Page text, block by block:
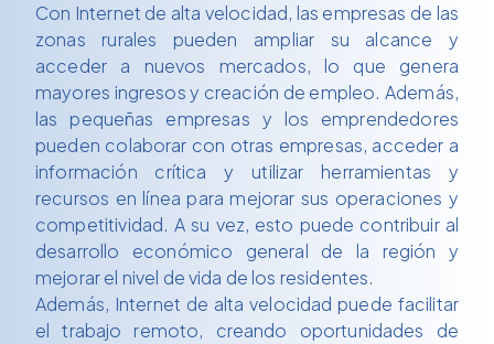
Con Internet de alta velocidad, las empresas de las
zonas rurales pueden ampliar su alcance y
acceder a nuevos mercados, lo que genera
mayores ingresos y creación de empleo. Además,
las pequeñas empresas y los emprendedores
pueden colaborar con otras empresas, acceder a
información crítica y utilizar herramientas y
recursos en línea para mejorar sus operaciones y
competitividad. A su vez, esto puede contribuir al
desarrollo económico general de la región y
mejorar el nivel de vida de los residentes.
Además, Internet de alta velocidad puede facilitar
el trabajo remoto, creando oportunidades de